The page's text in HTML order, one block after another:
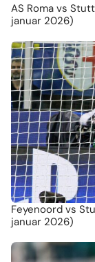
AS Roma vs
januar 2026)
Feyenoord vs
januar 2026)